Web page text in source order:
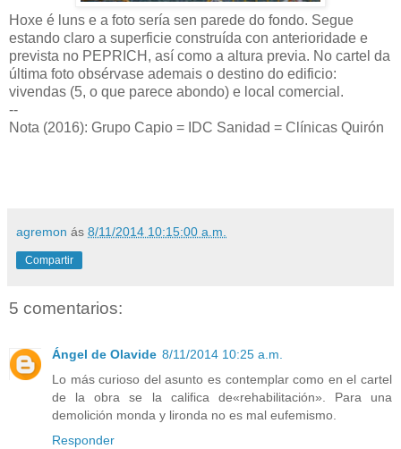
Hoxe é luns e a foto sería sen parede do fondo. Segue
estando claro a superficie construída con anterioridade e
prevista no PEPRICH, así como a altura previa. No cartel da
última foto obsérvase ademais o destino do edificio:
vivendas (5, o que parece abondo) e local comercial.
--
Nota (2016): Grupo Capio = IDC Sanidad = Clínicas Quirón
agremon ás 8/11/2014 10:15:00 a.m.
Compartir
5 comentarios:
Ángel de Olavide 8/11/2014 10:25 a.m.
Lo más curioso del asunto es contemplar como en el cartel
de la obra se la califica de«rehabilitación». Para una
demolición monda y lironda no es mal eufemismo.
Responder